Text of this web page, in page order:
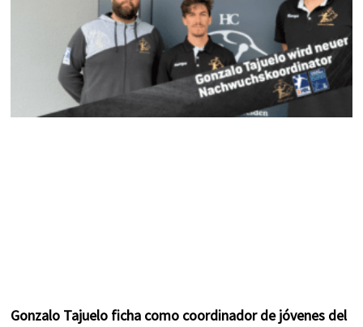
Gonzalo Tajuelo ficha como coordinador de jóvenes del